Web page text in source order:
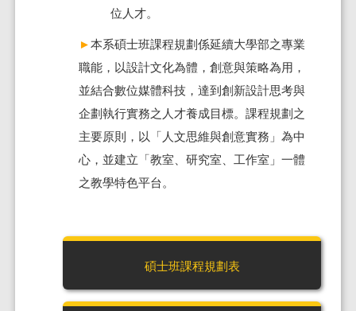
位人才。
►本系碩士班課程規劃係延續大學部之專業
職能，以設計文化為體，創意與策略為用，
並結合數位媒體科技，達到創新設計思考與
企劃執行實務之人才養成目標。課程規劃之
主要原則，以「人文思維與創意實務」為中
心，並建立「教室、研究室、工作室」一體
之教學特色平台。
碩士班課程規劃表